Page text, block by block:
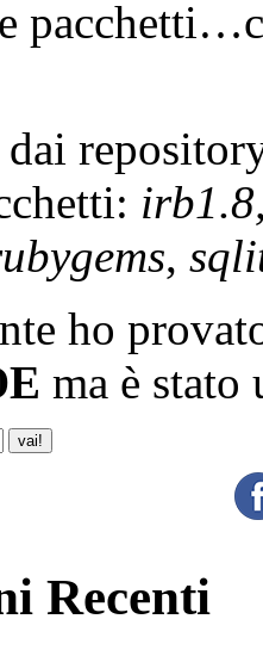
,
ho
ma è
Recenti